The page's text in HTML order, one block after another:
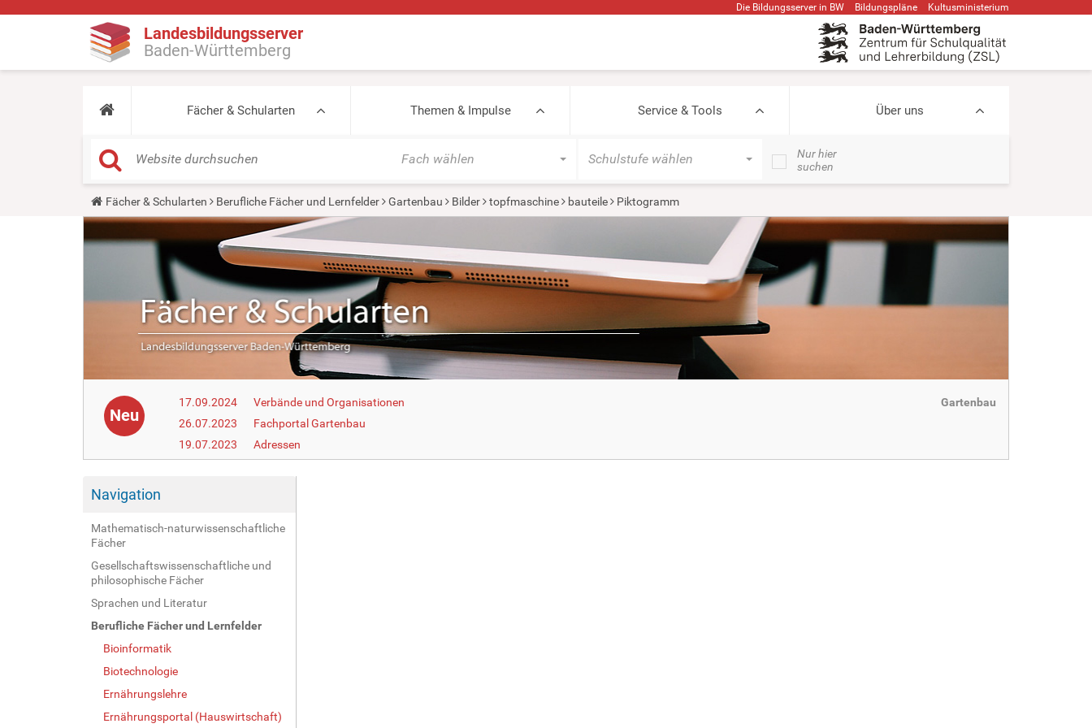
Die Bildungsserver in BW Bildungspläne Kultusministerium
Landesbildungsserver
Baden-Württemberg
Fächer & Schularten Themen & Impulse Service & Tools Über uns
Fach wählen Schulstufe wählen
Nur hier
suchen
Y
o
u
a
r
Fächer & Schularten Berufliche Fächer und Lernfelder Gartenbau Bilder topfmaschine bauteile Piktogramm
Neu
17.09.2024
Verbände und Organisationen
26.07.2023
Fachportal Gartenbau
19.07.2023
Adressen
Gartenbau
Navigation
Mathematisch-naturwissenschaftliche
Fächer
Gesellschaftswissenschaftliche und
philosophische Fächer
Sprachen und Literatur
Berufliche Fächer und Lernfelder
Bioinformatik
Biotechnologie
Ernährungslehre
Ernährungsportal (Hauswirtschaft)